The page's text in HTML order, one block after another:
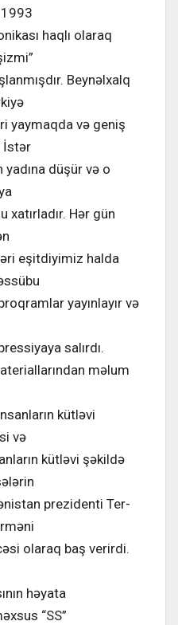
haqlı olaraq
Beynəlxalq
yaymaqda və geniş
İstər
yadına düşür və o
xatırladır. Hər gün
eşitdiyimiz halda
yayınlayır və
salırdı.
məlum
kütləvi
və
kütləvi şəkildə
prezidenti Ter-
olaraq baş verirdi.
həyata
“SS”